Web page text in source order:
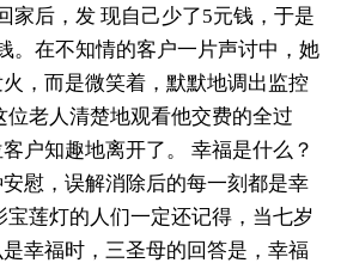
家后，发 现自己少了5元钱，于是
。在不知情的客户一片声讨中，她
，而是微笑着，默默地调出监控
位老人清楚地观看他交费的全过
户知趣地离开了。 幸福是什么？
慰，误解消除后的每一刻都是幸
宝莲灯的人们一定还记得，当七岁
幸福时，三圣母的回答是，幸福